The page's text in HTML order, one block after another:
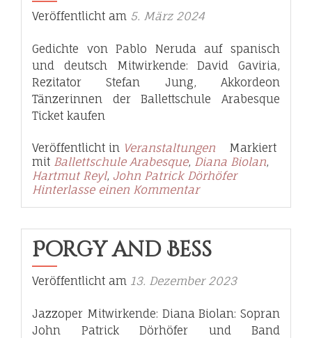
Veröffentlicht am 5. März 2024
Gedichte von Pablo Neruda auf spanisch
und deutsch Mitwirkende: David Gaviria,
Rezitator Stefan Jung, Akkordeon
Tänzerinnen der Ballettschule Arabesque
Ticket kaufen
Veröffentlicht in Veranstaltungen
Markiert
mit Ballettschule Arabesque, Diana Biolan,
Hartmut Reyl, John Patrick Dörhöfer
Hinterlasse einen Kommentar
Porgy and Bess
Veröffentlicht am 13. Dezember 2023
Jazzoper Mitwirkende: Diana Biolan: Sopran
John Patrick Dörhöfer und Band